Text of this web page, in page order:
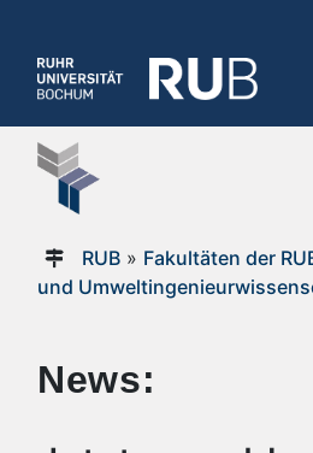
RUB» Fakultäten der
und
News: